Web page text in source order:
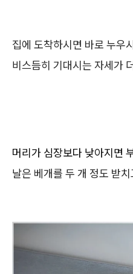
집에 도착하시면 바로 누우
비스듬히 기대시는 자세가
머리가 심장보다 낮아지면
날은 베개를 두 개 정도 받